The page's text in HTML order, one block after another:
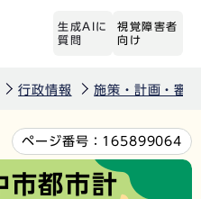
生成AIに
質問
視覚障害者
向け
行政情報 施策・計画・審
ページ番号： 165899064
市都市計